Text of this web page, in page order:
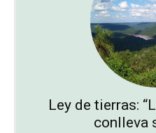
Ley de tierras:
conlleva